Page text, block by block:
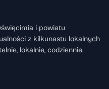
i powiatu
z kilkunastu lokalnych
lokalnie, codziennie.